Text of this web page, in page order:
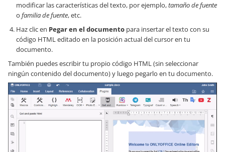
modificar las características del texto, por ejemplo,tamaño de fuente
o familia de fuente, etc.
Haz clic en Pegar en el documento para insertar el texto con su
código HTML editado en la posición actual del cursor en tu
documento.
También puedes escribir tu propio código HTML (sin seleccionar
ningún contenido del documento) y luego pegarlo en tu documento.